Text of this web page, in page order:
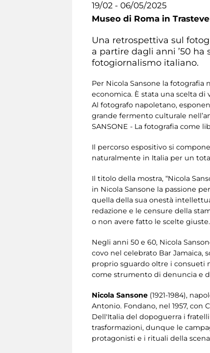
19/02 - 06/05/2025
Museo di Roma in
Una retrospettiva sul
a partire dagli anni ’50
fotogiornalismo italiano.
Per Nicola Sansone la
economica. È stata una scelta
Al fotografo napoletano,
grande fermento culturale
SANSONE - La fotografia come
Il percorso espositivo si
naturalmente in Italia per un
Il titolo della mostra, “Nicola
in Nicola Sansone la passione
quella della sua onestà
redazione e le censure della
o non avere fatto le scelte giuste.
Negli anni 50 e 60, Nicola
covo nel celebrato Bar Jamaica,
proprio sguardo oltre i consueti
come strumento di denuncia e
Nicola Sansone (1921-1984),
Antonio. Fondano, nel 1957, con
Dell'Italia del dopoguerra i
trasformazioni, dunque le
protagonisti e i rituali della